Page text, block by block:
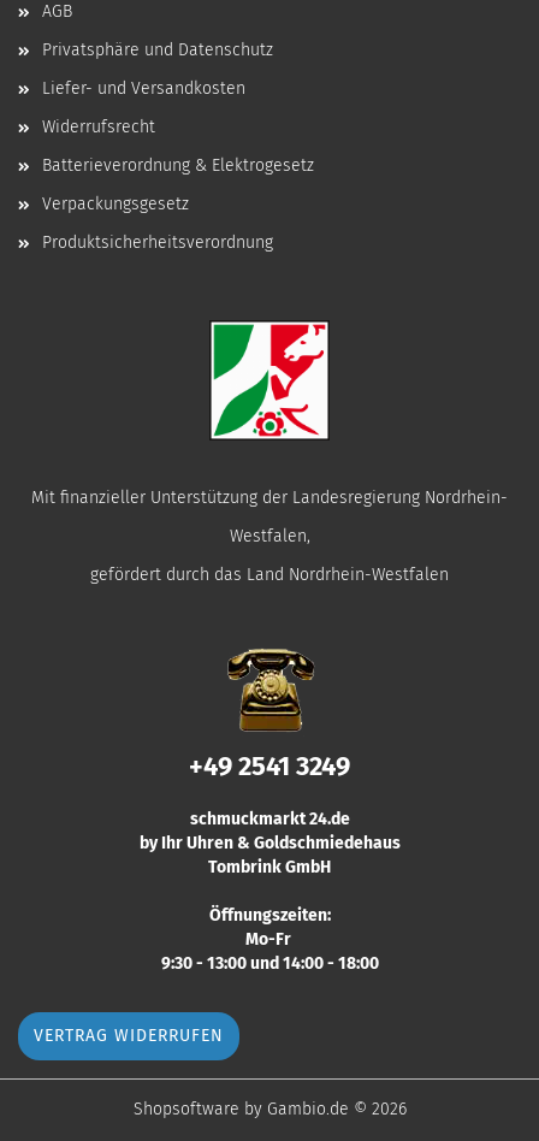
AGB
Privatsphäre und Datenschutz
Liefer- und Versandkosten
Widerrufsrecht
Batterieverordnung & Elektrogesetz
Verpackungsgesetz
Produktsicherheitsverordnung
Mit finanzieller Unterstützung der Landesregierung Nordrhein-
Westfalen,
gefördert durch das Land Nordrhein-Westfalen
+49 2541 3249
schmuckmarkt 24.de
by Ihr Uhren & Goldschmiedehaus
Tombrink GmbH
Öffnungszeiten:
Mo-Fr
9:30 - 13:00 und 14:00 - 18:00
VERTRAG WIDERRUFEN
Shopsoftware by Gambio.de © 2026